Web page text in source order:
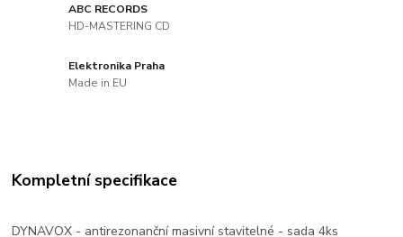
ABC RECORDS
HD-MASTERING CD
Elektronika Praha
Made in EU
Kompletní specifikace
DYNAVOX - antirezonanční masivní stavitelné - sada 4ks